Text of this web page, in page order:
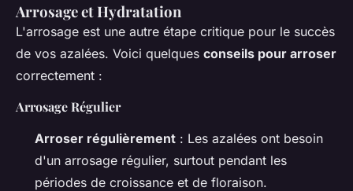
Arrosage et Hydratation
L'arrosage est une autre étape critique pour le succès
de vos azalées. Voici quelques conseils pour arroser
correctement :
Arrosage Régulier
Arroser régulièrement : Les azalées ont besoin
d'un arrosage régulier, surtout pendant les
périodes de croissance et de floraison.